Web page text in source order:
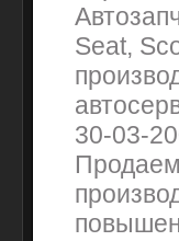
Seat,
30-03-